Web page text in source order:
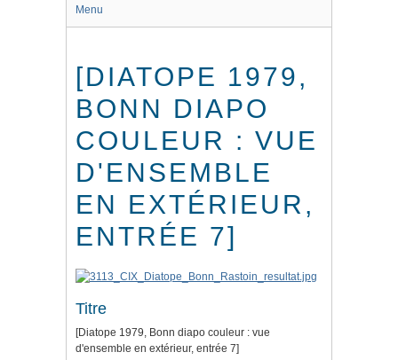
Menu
[DIATOPE 1979,
BONN DIAPO
COULEUR : VUE
D'ENSEMBLE
EN EXTÉRIEUR,
ENTRÉE 7]
Titre
[Diatope 1979, Bonn diapo couleur : vue
d'ensemble en extérieur, entrée 7]